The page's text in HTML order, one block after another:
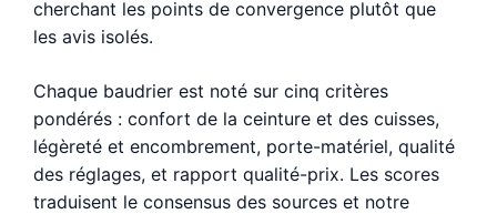
cherchant les points de convergence plutôt que
les avis isolés.
Chaque baudrier est noté sur cinq critères
pondérés : confort de la ceinture et des cuisses,
légèreté et encombrement, porte-matériel, qualité
des réglages, et rapport qualité-prix. Les scores
traduisent le consensus des sources et notre